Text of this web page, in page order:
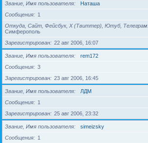
Звание, Имя пользователя
Наташа
Сообщения
1
Откуда, Сайт, Фейсбук, X (Твиттер), Ютуб, Телеграм
Симферополь
Зарегистрирован
22 авг 2006, 16:07
Звание, Имя пользователя
rem172
Сообщения
3
Зарегистрирован
23 авг 2006, 16:45
Звание, Имя пользователя
ЛДМ
Сообщения
1
Зарегистрирован
25 авг 2006, 23:32
Звание, Имя пользователя
simeizsky
Сообщения
1